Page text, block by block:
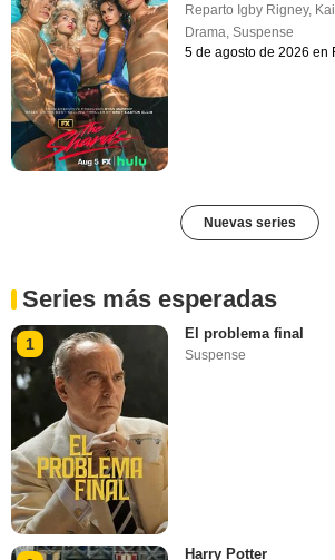
Reparto Igby Rigney,
Drama ,Suspense
5 de agosto de 2026 en
Nuevas series
Series más esperadas
1
El problema final
Suspense
Harry Potter